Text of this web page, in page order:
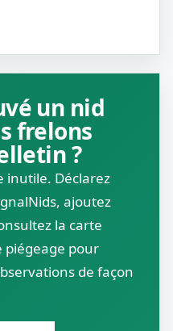
un nid
frelons
?
inutile. Déclarez
ajoutez
la carte
piégeage pour
de façon